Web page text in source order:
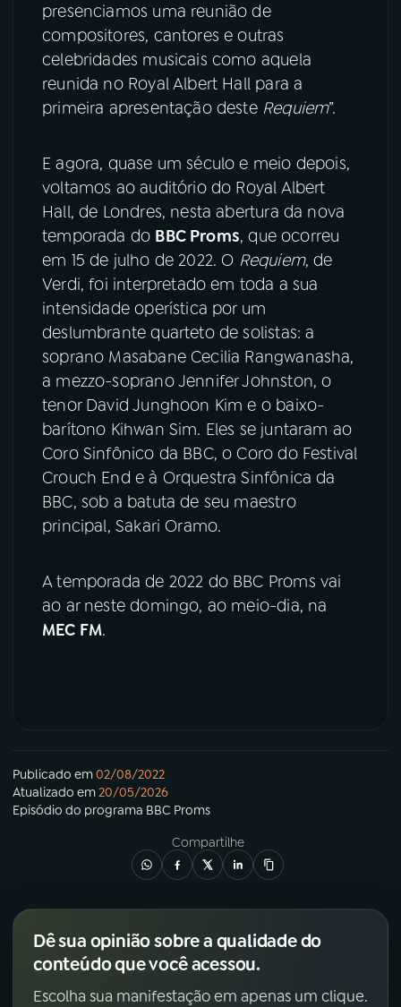
presenciamos uma reunião de
compositores, cantores e outras
celebridades musicais como aquela
reunida no Royal Albert Hall para a
primeira apresentação deste Requiem”.
E agora, quase um século e meio depois,
voltamos ao auditório do Royal Albert
Hall, de Londres, nesta abertura da nova
temporada do BBC Proms, que ocorreu
em 15 de julho de 2022. O Requiem, de
Verdi, foi interpretado em toda a sua
intensidade operística por um
deslumbrante quarteto de solistas: a
soprano Masabane Cecilia Rangwanasha,
a mezzo-soprano Jennifer Johnston, o
tenor David Junghoon Kim e o baixo-
barítono Kihwan Sim. Eles se juntaram ao
Coro Sinfônico da BBC, o Coro do Festival
Crouch End e à Orquestra Sinfônica da
BBC, sob a batuta de seu maestro
principal, Sakari Oramo.
A temporada de 2022 do BBC Proms vai
ao ar neste domingo, ao meio-dia, na
MEC FM.
Publicado em02/08/2022
Atualizado em20/05/2026
Episódio do programa BBC Proms
Compartilhe
Dê sua opinião sobre a qualidade do
conteúdo que você acessou.
Escolha sua manifestação em apenas um clique.